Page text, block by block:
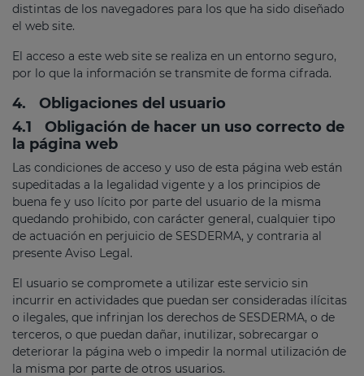
distintas de los navegadores para los que ha sido diseñado
el web site.
El acceso a este web site se realiza en un entorno seguro,
por lo que la información se transmite de forma cifrada.
4.
Obligaciones del usuario
4.1
Obligación de hacer un uso correcto de
la página web
Las condiciones de acceso y uso de esta página web están
supeditadas a la legalidad vigente y a los principios de
buena fe y uso lícito por parte del usuario de la misma
quedando prohibido, con carácter general, cualquier tipo
de actuación en perjuicio de SESDERMA, y contraria al
presente Aviso Legal.
El usuario se compromete a utilizar este servicio sin
incurrir en actividades que puedan ser consideradas ilícitas
o ilegales, que infrinjan los derechos de SESDERMA, o de
terceros, o que puedan dañar, inutilizar, sobrecargar o
deteriorar la página web o impedir la normal utilización de
la misma por parte de otros usuarios.